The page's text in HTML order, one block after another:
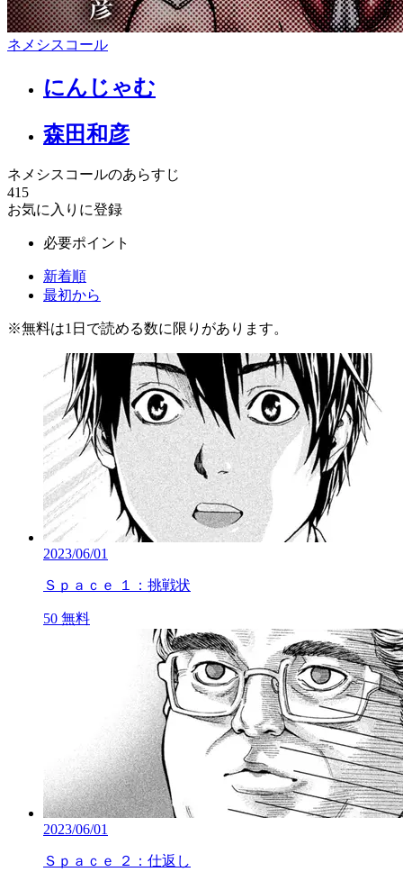
ネメシスコール
にんじゃむ
森田和彦
ネメシスコールのあらすじ
415
お気に入りに登録
必要ポイント
新着順
最初から
※無料は1日で読める数に限りがあります。
2023/06/01
Ｓｐａｃｅ １：挑戦状
50 無料
2023/06/01
Ｓｐａｃｅ ２：仕返し